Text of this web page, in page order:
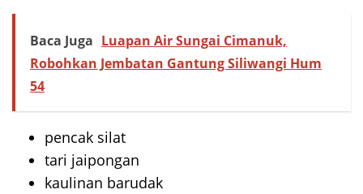
Baca Juga Luapan Air Sungai Cimanuk,
Robohkan Jembatan Gantung Siliwangi Hum
54
pencak silat
tari jaipongan
kaulinan barudak